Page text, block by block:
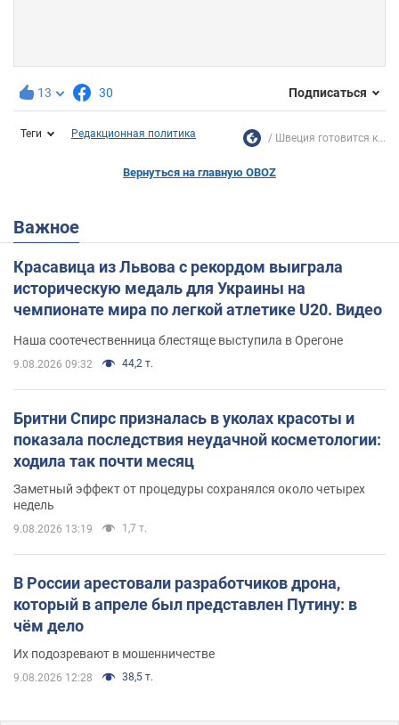
13 30 Подписаться
Теги Редакционная политика Швеция готовится к...
Вернуться на главную OBOZ
Важное
Красавица из Львова с рекордом выиграла
историческую медаль для Украины на
чемпионате мира по легкой атлетике U20. Видео
Наша соотечественница блестяще выступила в Орегоне
9.08.2026 09:32 44,2 т.
Бритни Спирс призналась в уколах красоты и
показала последствия неудачной косметологии:
ходила так почти месяц
Заметный эффект от процедуры сохранялся около четырех
недель
9.08.2026 13:19 1,7 т.
В России арестовали разработчиков дрона,
который в апреле был представлен Путину: в
чём дело
Их подозревают в мошенничестве
9.08.2026 12:28 38,5 т.